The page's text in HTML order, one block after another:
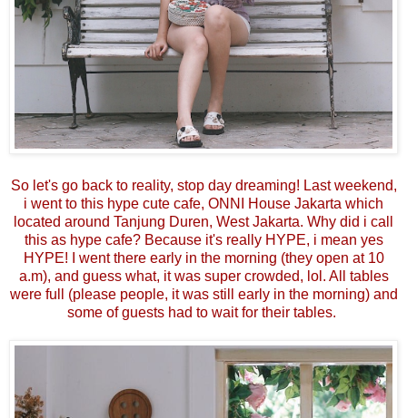
So let's go back to reality, stop day dreaming! Last weekend,
i went to this hype cute cafe, ONNI House Jakarta which
located around Tanjung Duren, West Jakarta. Why did i call
this as hype cafe? Because it's really HYPE, i mean yes
HYPE! I went there early in the morning (they open at 10
a.m), and guess what, it was super crowded, lol. All tables
were full (please people, it was still early in the morning) and
some of guests had to wait for their tables.